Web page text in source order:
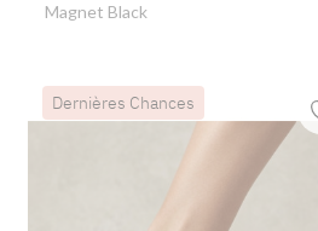
Magnet Black
Dernières Chances